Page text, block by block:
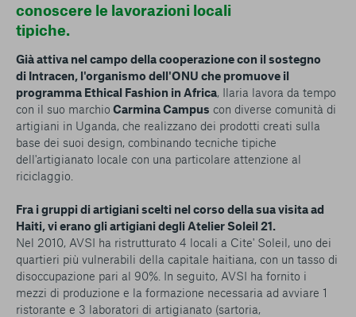
conoscere le lavorazioni locali
tipiche.
Già attiva nel campo della cooperazione con il sostegno
di Intracen, l'organismo dell'ONU che promuove il
programma Ethical Fashion in Africa, Ilaria lavora da tempo
con il suo marchio Carmina Campus con diverse comunità di
artigiani in Uganda, che realizzano dei prodotti creati sulla
base dei suoi design, combinando tecniche tipiche
dell'artigianato locale con una particolare attenzione al
riciclaggio.
Fra i gruppi di artigiani scelti nel corso della sua visita ad
Haiti, vi erano gli artigiani degli Atelier Soleil 21.
Nel 2010, AVSI ha ristrutturato 4 locali a Cite' Soleil, uno dei
quartieri più vulnerabili della capitale haitiana, con un tasso di
disoccupazione pari al 90%. In seguito, AVSI ha fornito i
mezzi di produzione e la formazione necessaria ad avviare 1
ristorante e 3 laboratori di artigianato (sartoria,